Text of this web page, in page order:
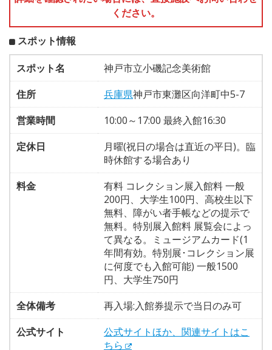
ください。
スポット情報
スポット名
神戸市立小磯記念美術館
住所
兵庫県神戸市東灘区向洋町中5-7
営業時間
10:00～17:00 最終入館16:30
定休日
月曜(祝日の場合は直近の平日)。臨
時休館する場合あり
料金
有料 コレクション展入館料 一般
200円、大学生100円、高校生以下
無料、障がい者手帳などの提示で
無料。特別展入館料 展覧会によっ
て異なる。ミュージアムカード(1
年間有効。特別展･コレクション展
に何度でも入館可能) 一般1500
円、大学生750円
全体備考
再入場:入館券提示で当日のみ可
公式サイト
公式サイトほか、関連サイトはこ
ちら